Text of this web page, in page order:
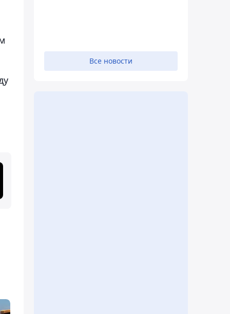
Все новости